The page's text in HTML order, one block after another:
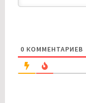
0 КОММЕНТАРИЕВ